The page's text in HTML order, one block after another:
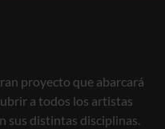
proyecto que abarcará
a todos los artistas
sus distintas disciplinas.